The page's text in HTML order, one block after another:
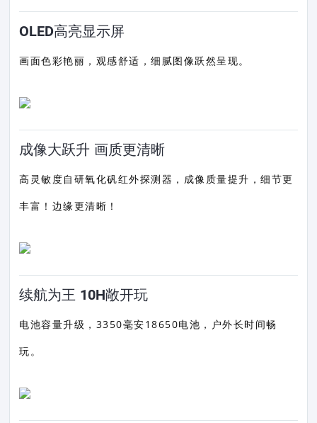
OLED高亮显示屏
画面色彩艳丽，观感舒适，细腻图像跃然呈现。
成像大跃升 画质更清晰
高灵敏度自研氧化矾红外探测器，成像质量提升，细节更
丰富！边缘更清晰！
续航为王 10H敞开玩
电池容量升级，3350毫安18650电池，户外长时间畅
玩。